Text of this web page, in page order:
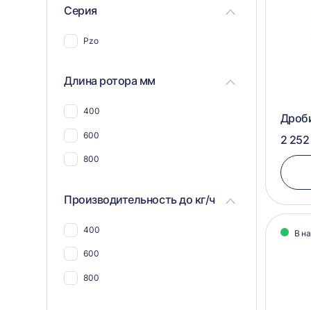
Для пвх отходов
Для угля
Для металлической стружки
Серия
Pzo
Длина ротора мм
400
600
800
Производительность до кг/ч
400
600
800
2
В